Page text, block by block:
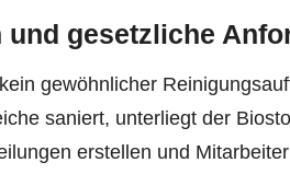
gesetzliche
gewöhnlicher
saniert, unterliegt der
erstellen und